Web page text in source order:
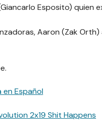
Esposito) quien
Aaron (Zak Orth)
en Español